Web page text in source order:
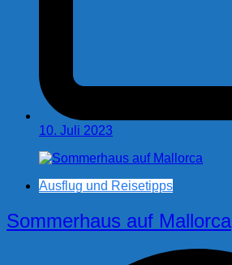
10. Juli 2023
Ausflug und Reisetipps
Sommerhaus auf Mallorca